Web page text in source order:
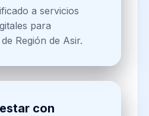
a servicios
para
Región de Asir.
con